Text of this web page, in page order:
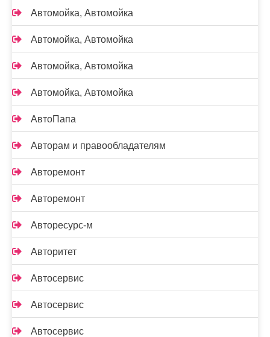
Автомойка, Автомойка
Автомойка, Автомойка
Автомойка, Автомойка
Автомойка, Автомойка
АвтоПапа
Авторам и правообладателям
Авторемонт
Авторемонт
Авторесурс-м
Авторитет
Автосервис
Автосервис
Автосервис